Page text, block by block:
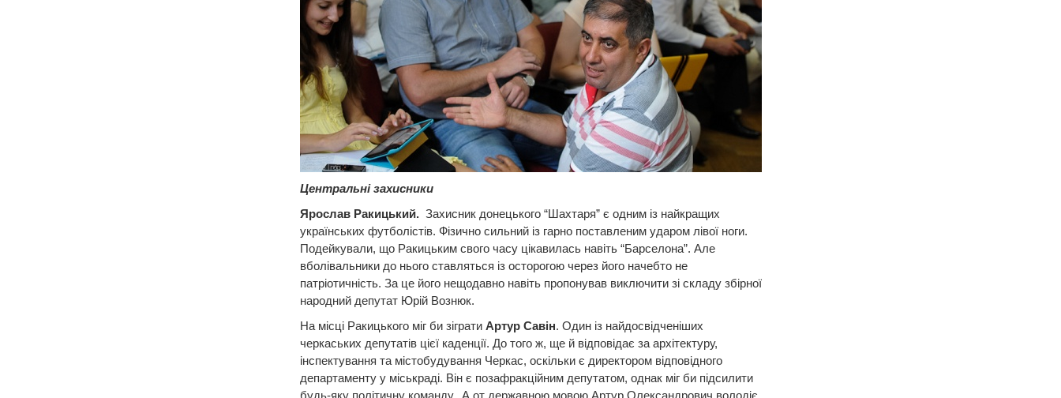
Центральні захисники
Ярослав Ракицький. Захисник донецького “Шахтаря” є одним із найкращих
українських футболістів. Фізично сильний із гарно поставленим ударом лівої ноги.
Подейкували, що Ракицьким свого часу цікавилась навіть “Барселона”. Але
вболівальники до нього ставляться із осторогою через його начебто не
патріотичність. За це його нещодавно навіть пропонував виключити зі складу збірної
народний депутат Юрій Вознюк.
На місці Ракицького міг би зіграти Артур Савін. Один із найдосвідченіших
черкаських депутатів цієї каденції. До того ж, ще й відповідає за архітектуру,
інспектування та містобудування Черкас, оскільки є директором відповідного
департаменту у міськраді. Він є позафракційним депутатом, однак міг би підсилити
будь-яку політичну команду. А от державною мовою Артур Олександрович володіє